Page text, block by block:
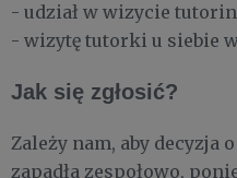
- udział w wizycie
- wizytę tutorki u siebie
Jak się zgłosić?
Zależy nam, aby decyzja
zapadła zespołowo,